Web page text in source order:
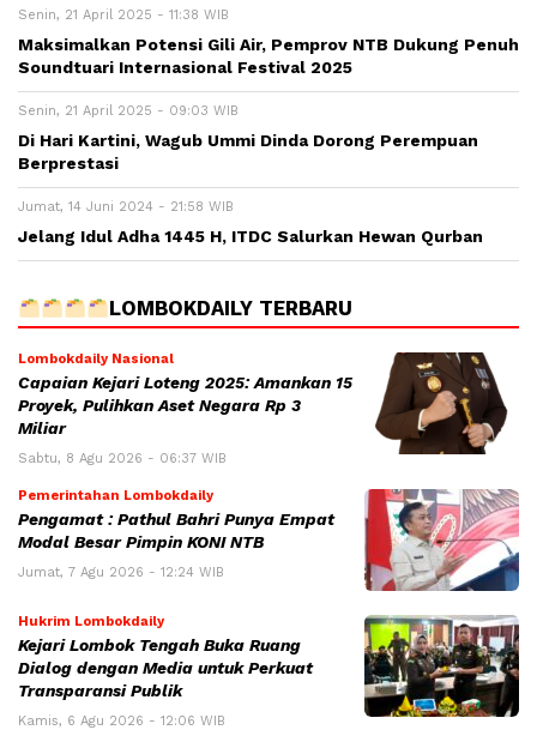
Senin, 21 April 2025 - 11:38 WIB
Maksimalkan Potensi Gili Air, Pemprov NTB Dukung Penuh
Soundtuari Internasional Festival 2025
Senin, 21 April 2025 - 09:03 WIB
Di Hari Kartini, Wagub Ummi Dinda Dorong Perempuan
Berprestasi
Jumat, 14 Juni 2024 - 21:58 WIB
Jelang Idul Adha 1445 H, ITDC Salurkan Hewan Qurban
LOMBOKDAILY TERBARU
Lombokdaily Nasional
Capaian Kejari Loteng 2025: Amankan 15
Proyek, Pulihkan Aset Negara Rp 3
Miliar
Sabtu, 8 Agu 2026 - 06:37 WIB
Pemerintahan Lombokdaily
Pengamat : Pathul Bahri Punya Empat
Modal Besar Pimpin KONI NTB
Jumat, 7 Agu 2026 - 12:24 WIB
Hukrim Lombokdaily
Kejari Lombok Tengah Buka Ruang
Dialog dengan Media untuk Perkuat
Transparansi Publik
Kamis, 6 Agu 2026 - 12:06 WIB